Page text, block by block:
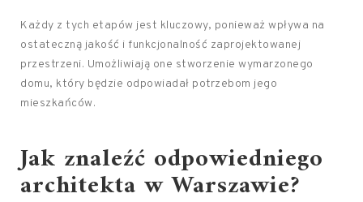
Każdy z tych etapów jest kluczowy, ponieważ wpływa na
ostateczną jakość i funkcjonalność zaprojektowanej
przestrzeni. Umożliwiają one stworzenie wymarzonego
domu, który będzie odpowiadał potrzebom jego
mieszkańców.
Jak znaleźć odpowiedniego
architekta w Warszawie?